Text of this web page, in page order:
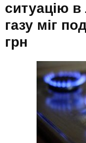
ситуацію
газу міг
грн